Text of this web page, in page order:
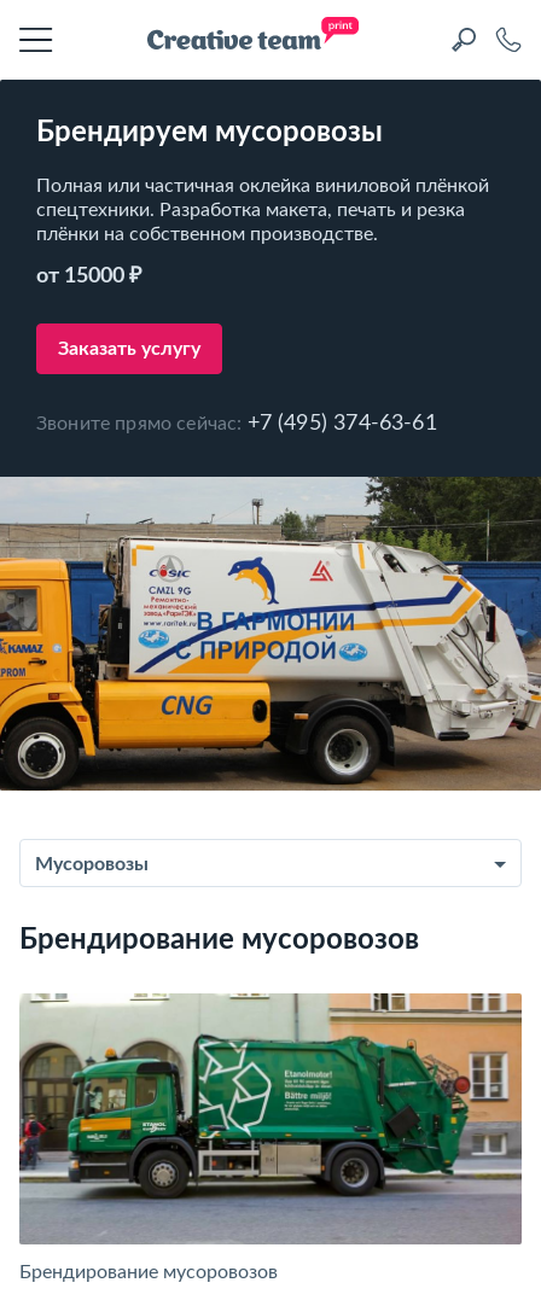
Брендируем мусоровозы
Полная или частичная оклейка виниловой плёнкой
спецтехники. Разработка макета, печать и резка
плёнки на собственном производстве.
от 15000 ₽
Заказать услугу
Звоните прямо сейчас: +7 (495) 374-63-61
Мусоровозы
Брендирование мусоровозов
Брендирование мусоровозов